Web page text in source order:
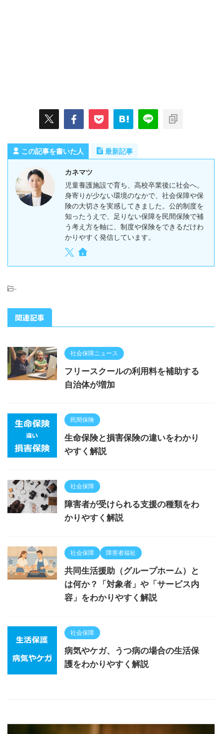
この記事を書いた人 最新記事
カネマツ
児童養護施設で育ち、高校卒業後に社会へ。
身寄りが少ない環境のなかで、社会保障や保
険の大切さを実感してきました。公的制度を
知ったうえで、足りない保障を民間保険で補
う考え方を軸に、制度や保険をできるだけわ
かりやすく発信しています。
-
関連記事
社会保障ニュース
フリースクールの利用料を補助する
自治体が増加
民間保険
生命保険と損害保険の違いをわかり
やすく解説
社会保障
障害者が受けられる支援の種類をわ
かりやすく解説
社会保障 障害者福祉
共同生活援助（グループホーム）と
は何か？「対象者」や「サービス内
容」をわかりやすく解説
社会保障
病気やケガ、うつ病の場合の生活保
護をわかりやすく解説